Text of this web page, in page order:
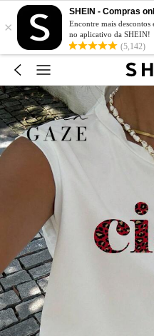
×
SHEIN - Compras
Encontre mais
no aplicativo da SHEIN!
(5,142)